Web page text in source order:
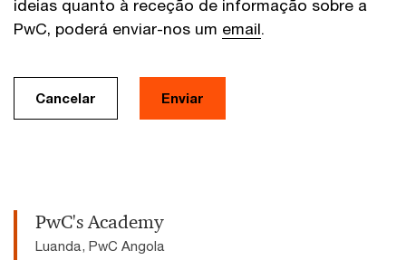
ideias quanto à receção de informação sobre a
PwC, poderá enviar-nos um email.
Cancelar Enviar
PwC's Academy
Luanda, PwC Angola